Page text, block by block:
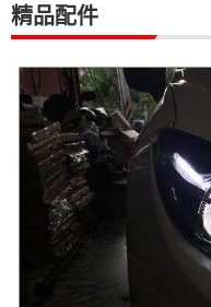
精品配件